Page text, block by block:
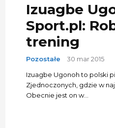
Izuagbe
Sport.pl:
trening
Pozostałe
30 mar 2015
Izuagbe Ugonoh to polski
Zjednoczonych, gdzie w
Obecnie jest on w...